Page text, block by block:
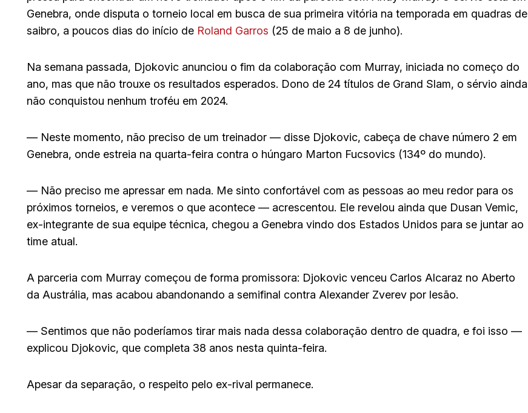
Genebra, onde disputa o torneio local em busca de sua primeira vitória na temporada em quadras de
saibro, a poucos dias do início de Roland Garros (25 de maio a 8 de junho).
Na semana passada, Djokovic anunciou o fim da colaboração com Murray, iniciada no começo do
ano, mas que não trouxe os resultados esperados. Dono de 24 títulos de Grand Slam, o sérvio ainda
não conquistou nenhum troféu em 2024.
— Neste momento, não preciso de um treinador — disse Djokovic, cabeça de chave número 2 em
Genebra, onde estreia na quarta-feira contra o húngaro Marton Fucsovics (134º do mundo).
— Não preciso me apressar em nada. Me sinto confortável com as pessoas ao meu redor para os
próximos torneios, e veremos o que acontece — acrescentou. Ele revelou ainda que Dusan Vemic,
ex-integrante de sua equipe técnica, chegou a Genebra vindo dos Estados Unidos para se juntar ao
time atual.
A parceria com Murray começou de forma promissora: Djokovic venceu Carlos Alcaraz no Aberto
da Austrália, mas acabou abandonando a semifinal contra Alexander Zverev por lesão.
— Sentimos que não poderíamos tirar mais nada dessa colaboração dentro de quadra, e foi isso —
explicou Djokovic, que completa 38 anos nesta quinta-feira.
Apesar da separação, o respeito pelo ex-rival permanece.